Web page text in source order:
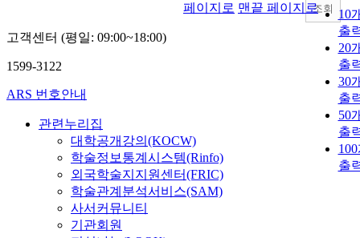
10
출
20
출
30
출
50
출
출
조회
페이지로 맨끝 페이지로
고객센터 (평일: 09:00~18:00)
1599-3122
ARS 번호안내
관련누리집
대학공개강의(KOCW)
학술정보통계시스템(Rinfo)
외국학술지지원센터(FRIC)
학술관계분석서비스(SAM)
사서커뮤니티
기관회원